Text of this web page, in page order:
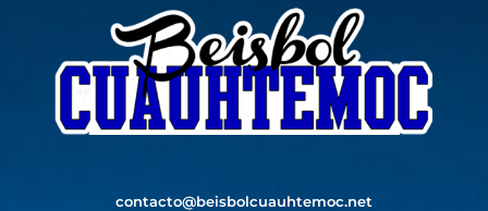
contacto@beisbolcuauhtemoc.net